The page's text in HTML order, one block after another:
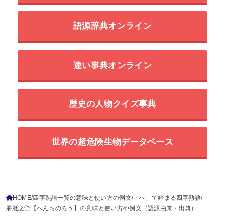
語源辞典オンライン
違い事典オンライン
歴史の人物クイズ事典
世界の超危険生物データベース
HOME 四字熟語一覧の意味と使い方の例文
「へ」で始まる四字熟語
胼胝之労【へんちのろう】の意味と使い方や例文（語源由来・出典）